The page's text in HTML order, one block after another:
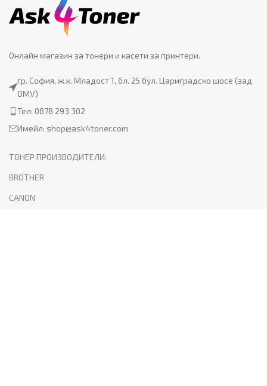
Онлайн магазин за тонери и касети за принтери.
гр. София, ж.к. Младост 1, бл. 25 бул. Цариградско шосе (зад
OMV)
Тел: 0878 293 302
Имейл: shop@ask4toner.com
ТОНЕР ПРОИЗВОДИТЕЛИ:
BROTHER
CANON